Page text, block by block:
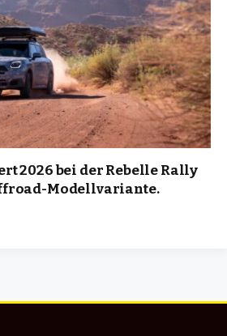
2026 bei der Rebelle Rally
Modellvariante.